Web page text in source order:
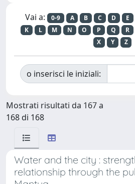
Vai a: 0-9 A B C D E
K
L M N O P Q R
X
Y Z
o inserisci le iniziali:
Mostrati risultati da 167 a
168 di 168
Water and the city :
relationship through the